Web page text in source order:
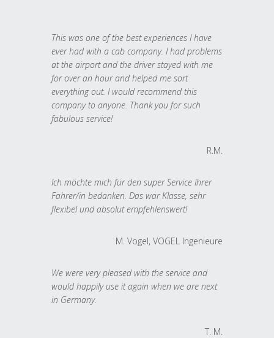
This was one of the best experiences I have
ever had with a cab company. I had problems
at the airport and the driver stayed with me
for over an hour and helped me sort
everything out. I would recommend this
company to anyone. Thank you for such
fabulous service!
R.M.
Ich möchte mich für den super Service Ihrer
Fahrer/in bedanken. Das war Klasse, sehr
flexibel und absolut empfehlenswert!
M. Vogel, VOGEL Ingenieure
We were very pleased with the service and
would happily use it again when we are next
in Germany.
T. M.